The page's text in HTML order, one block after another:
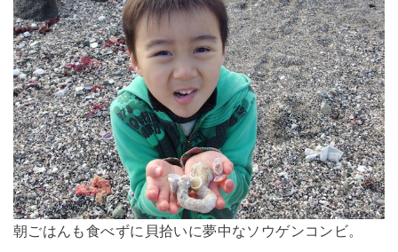
朝ごはんも食べずに貝拾いに夢中なソウゲンコンビ。